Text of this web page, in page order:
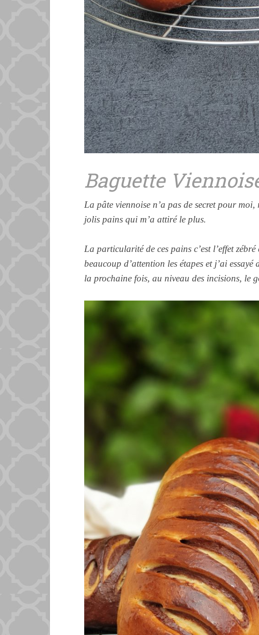
Baguette
La pâte viennoise n’a pas de secret pour moi,
jolis pains qui m’a attiré le plus.
La particularité de ces pains c’est l’effet
beaucoup d’attention les étapes et j’ai
la prochaine fois, au niveau des incisions, le